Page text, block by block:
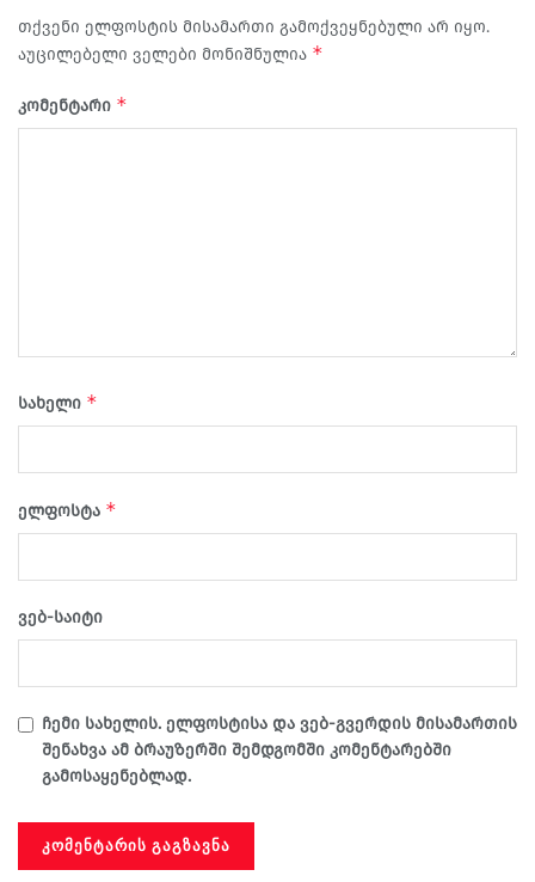
თქვენი ელფოსტის მისამართი გამოქვეყნებული არ იყო.
აუცილებელი ველები მონიშნულია *
კომენტარი *
სახელი *
ელფოსტა *
ვებ-საიტი
ჩემი სახელის. ელფოსტისა და ვებ-გვერდის მისამართის
შენახვა ამ ბრაუზერში შემდგომში კომენტარებში
გამოსაყენებლად.